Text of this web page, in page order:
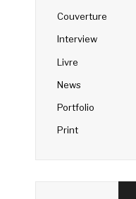
Couverture
Interview
Livre
News
Portfolio
Print